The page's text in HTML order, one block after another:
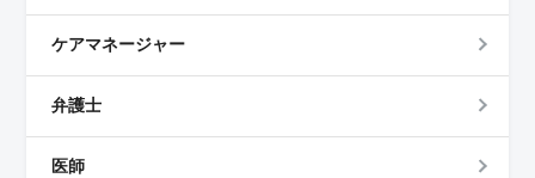
ケアマネージャー
弁護士
医師